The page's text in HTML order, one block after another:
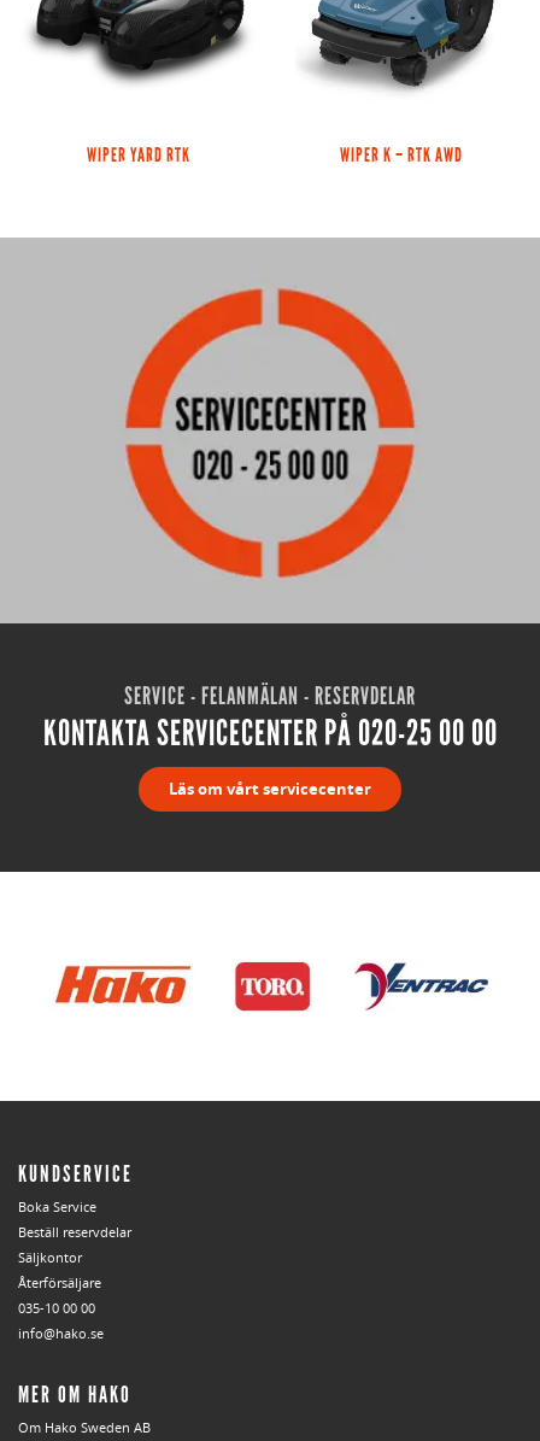
WIPER YARD RTK WIPER K – RTK AWD
SERVICE - FELANMÄLAN - RESERVDELAR
KONTAKTA SERVICECENTER PÅ 020-25 00 00
Läs om vårt servicecenter
KUNDSERVICE
Boka Service
Beställ reservdelar
Säljkontor
Återförsäljare
035-10 00 00
info@hako.se
MER OM HAKO
Om Hako Sweden AB